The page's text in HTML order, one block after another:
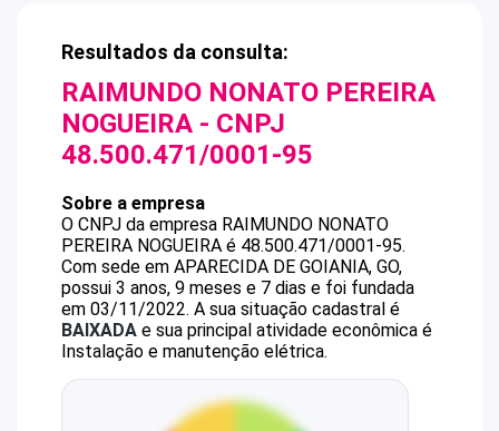
Resultados da consulta:
RAIMUNDO NONATO PEREIRA
NOGUEIRA - CNPJ
48.500.471/0001-95
Sobre a empresa
O CNPJ da empresa RAIMUNDO NONATO
PEREIRA NOGUEIRA é 48.500.471/0001-95.
Com sede em APARECIDA DE GOIANIA, GO,
possui 3 anos, 9 meses e 7 dias e foi fundada
em 03/11/2022. A sua situação cadastral é
BAIXADA e sua principal atividade econômica é
Instalação e manutenção elétrica.